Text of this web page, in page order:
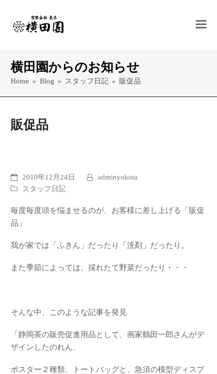
横田園からのお知らせ
Home » Blog » スタッフ日記 » 販促品
販促品
2010年12月24日
adminyokota
スタッフ日記
毎度毎度頭を悩ませるのが、お客様に差し上げる「販促
品」
我が家では「ふきん」だったり「洗剤」だったり。
また季節によっては、採れたて野菜だったり・・・
そんな中、このような記事を発見
「静岡茶の販売促進用品として、画家鶴田一郎さんがデ
ザインしたのれん、
ポスター２種類、トートバッグと、急須の模型ディスプ